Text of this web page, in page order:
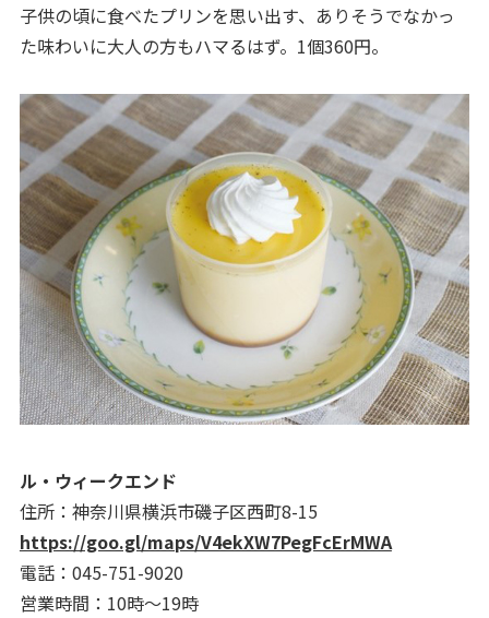
子供の頃に食べたプリンを思い出す、ありそうでなかっ
た味わいに大人の方もハマるはず。1個360円。
ル・ウィークエンド
住所：神奈川県横浜市磯子区西町8-15
https://goo.gl/maps/V4ekXW7PegFcErMWA
電話：045-751-9020
営業時間：10時～19時